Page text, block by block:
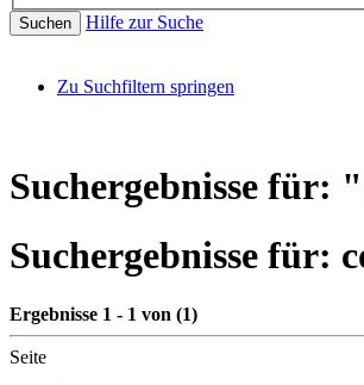
Suchen Hilfe zur Suche
Zu Suchfiltern springen
Suchergebnisse für: "
Suchergebnisse für:
Ergebnisse 1 - 1 von (1)
Seite